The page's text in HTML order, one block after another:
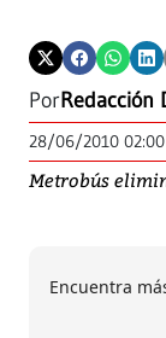
PorRedacción
28/06/2010 02:00
Metrobús
Encuentra